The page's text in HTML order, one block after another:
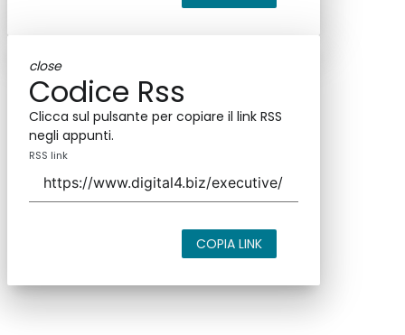
close
Codice Rss
Clicca sul pulsante per copiare il link RSS
negli appunti.
RSS link
COPIA LINK